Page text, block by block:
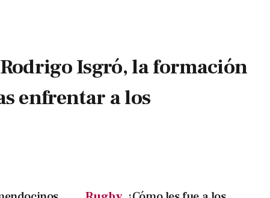
Isgró, la formación
enfrentar a los